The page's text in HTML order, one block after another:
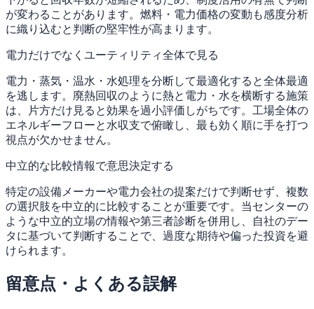
が変わることがあります。燃料・電力価格の変動も感度分析
に織り込むと判断の堅牢性が高まります。
電力だけでなくユーティリティ全体で見る
電力・蒸気・温水・水処理を分断して最適化すると全体最適
を逃します。廃熱回収のように熱と電力・水を横断する施策
は、片方だけ見ると効果を過小評価しがちです。工場全体の
エネルギーフローと水収支で俯瞰し、最も効く順に手を打つ
視点が欠かせません。
中立的な比較情報で意思決定する
特定の設備メーカーや電力会社の提案だけで判断せず、複数
の選択肢を中立的に比較することが重要です。当センターの
ような中立的立場の情報や第三者診断を併用し、自社のデー
タに基づいて判断することで、過度な期待や偏った投資を避
けられます。
留意点・よくある誤解